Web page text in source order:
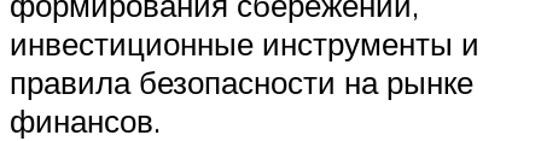
инвестиционные инструменты и
правила безопасности на рынке
финансов.